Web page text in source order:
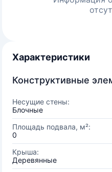
Характеристики
Конструктивные
Несущие стены:
Блочные
Площадь подвала, м²:
0
Крыша:
Деревянные